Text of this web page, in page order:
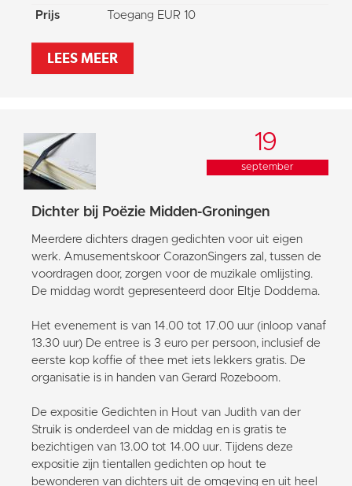
Prijs
Toegang EUR 10
LEES MEER
19
september
Dichter bij Poëzie Midden-Groningen
Meerdere dichters dragen gedichten voor uit eigen
werk. Amusementskoor CorazonSingers zal, tussen de
voordragen door, zorgen voor de muzikale omlijsting.
De middag wordt gepresenteerd door Eltje Doddema.
Het evenement is van 14.00 tot 17.00 uur (inloop vanaf
13.30 uur) De entree is 3 euro per persoon, inclusief de
eerste kop koffie of thee met iets lekkers gratis. De
organisatie is in handen van Gerard Rozeboom.
De expositie Gedichten in Hout van Judith van der
Struik is onderdeel van de middag en is gratis te
bezichtigen van 13.00 tot 14.00 uur. Tijdens deze
expositie zijn tientallen gedichten op hout te
bewonderen van dichters uit de omgeving en uit heel